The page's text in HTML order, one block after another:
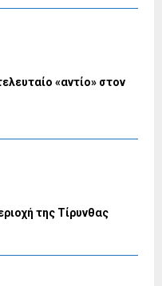
«αντίο» στον
της Τίρυνθας